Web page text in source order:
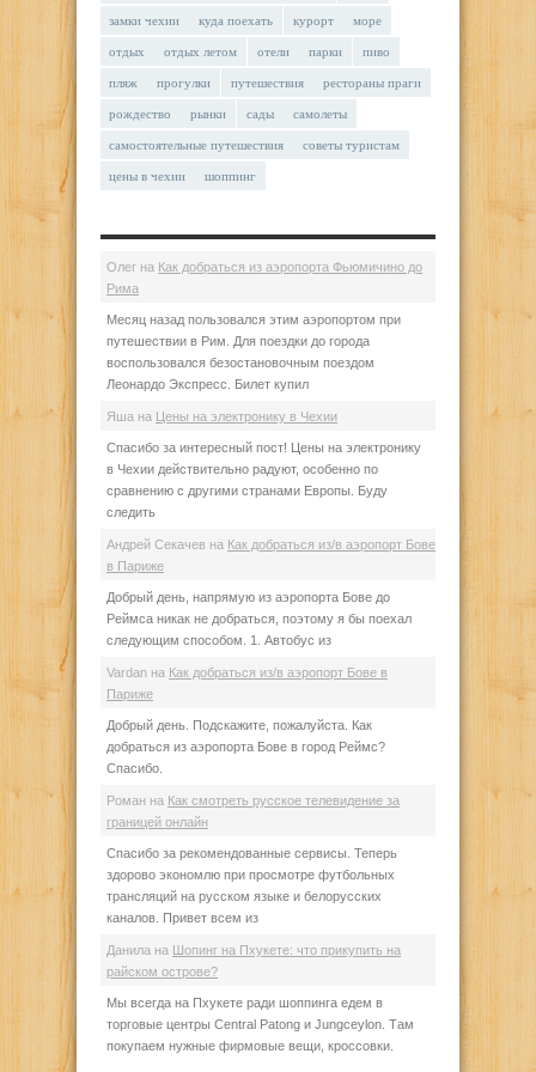
замки чехии куда поехать курорт море
отдых отдых летом отели парки пиво
пляж прогулки путешествия рестораны праги
рождество рынки сады самолеты
самостоятельные путешествия советы туристам
цены в чехии шоппинг
Олег на Как добраться из аэропорта Фьюмичино до
Рима
Месяц назад пользовался этим аэропортом при
путешествии в Рим. Для поездки до города
воспользовался безостановочным поездом
Леонардо Экспресс. Билет купил
Яша на Цены на электронику в Чехии
Спасибо за интересный пост! Цены на электронику
в Чехии действительно радуют, особенно по
сравнению с другими странами Европы. Буду
следить
Андрей Секачев на Как добраться из/в аэропорт Бове
в Париже
Добрый день, напрямую из аэропорта Бове до
Реймса никак не добраться, поэтому я бы поехал
следующим способом. 1. Автобус из
Vardan на Как добраться из/в аэропорт Бове в
Париже
Добрый день. Подскажите, пожалуйста. Как
добраться из аэропорта Бове в город Реймс?
Спасибо.
Роман на Как смотреть русское телевидение за
границей онлайн
Спасибо за рекомендованные сервисы. Теперь
здорово экономлю при просмотре футбольных
трансляций на русском языке и белорусских
каналов. Привет всем из
Данила на Шопинг на Пхукете: что прикупить на
райском острове?
Мы всегда на Пхукете ради шоппинга едем в
торговые центры Central Patong и Jungceylon. Там
покупаем нужные фирмовые вещи, кроссовки.